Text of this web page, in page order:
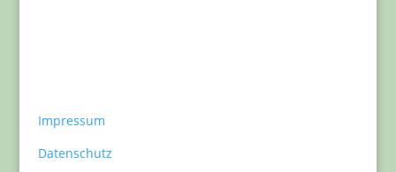
Impressum
Datenschutz